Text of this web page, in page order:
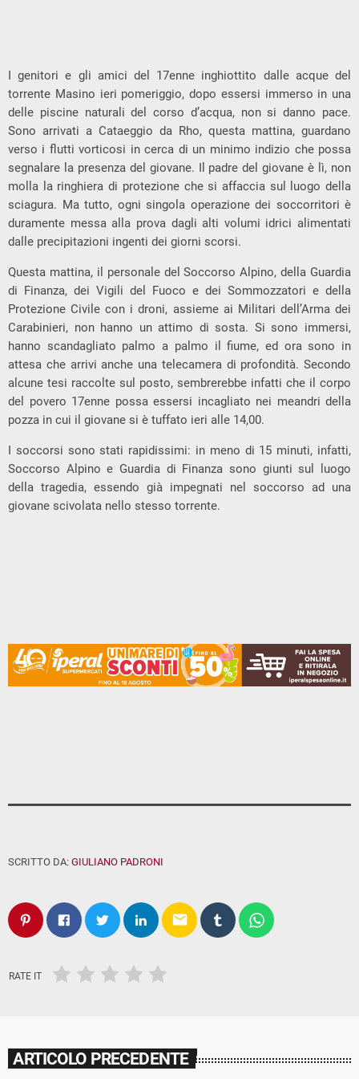
I genitori e gli amici del 17enne inghiottito dalle acque del
torrente Masino ieri pomeriggio, dopo essersi immerso in una
delle piscine naturali del corso d’acqua, non si danno pace.
Sono arrivati a Cataeggio da Rho, questa mattina, guardano
verso i flutti vorticosi in cerca di un minimo indizio che possa
segnalare la presenza del giovane. Il padre del giovane è lì, non
molla la ringhiera di protezione che si affaccia sul luogo della
sciagura. Ma tutto, ogni singola operazione dei soccorritori è
duramente messa alla prova dagli alti volumi idrici alimentati
dalle precipitazioni ingenti dei giorni scorsi.
Questa mattina, il personale del Soccorso Alpino, della Guardia
di Finanza, dei Vigili del Fuoco e dei Sommozzatori e della
Protezione Civile con i droni, assieme ai Militari dell’Arma dei
Carabinieri, non hanno un attimo di sosta. Si sono immersi,
hanno scandagliato palmo a palmo il fiume, ed ora sono in
attesa che arrivi anche una telecamera di profondità. Secondo
alcune tesi raccolte sul posto, sembrerebbe infatti che il corpo
del povero 17enne possa essersi incagliato nei meandri della
pozza in cui il giovane si è tuffato ieri alle 14,00.
I soccorsi sono stati rapidissimi: in meno di 15 minuti, infatti,
Soccorso Alpino e Guardia di Finanza sono giunti sul luogo
della tragedia, essendo già impegnati nel soccorso ad una
giovane scivolata nello stesso torrente.
SCRITTO DA: GIULIANO PADRONI
email
RATE IT
ARTICOLO PRECEDENTE